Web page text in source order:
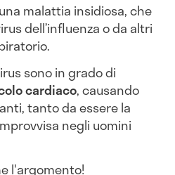
malattia insidiosa, che
dell’influenza o da altri
sono in grado di
cardiaco, causando
tanto da essere la
negli uomini
l'argomento!